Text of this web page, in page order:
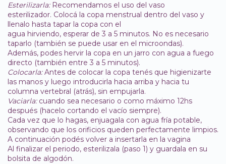
Esterilizarla:Recomendamos el uso del vaso
esterilizador. Colocá la copa menstrual dentro del vaso y
llenalo hasta tapar la copa con el
agua hirviendo, esperar de 3 a 5 minutos. No es necesario
taparlo (también se puede usar en el microondas).
Además, podes hervir la copa en un jarro con agua a fuego
directo (también entre 3 a 5 minutos).
Colocarla:Antes de colocar la copa tenés que higienizarte
las manos y luego introducirla hacia arriba y hacia tu
columna vertebral (atrás), sin empujarla.
Vaciarla: cuando sea necesario o como máximo 12hs
después (hacelo cortando el vacío siempre).
Cada vez que lo hagas, enjuagala con agua fría potable,
observando que los orificios queden perfectamente limpios.
A continuación podés volver a insertarla en la vagina
Al finalizar el periodo, esterilizala (paso 1) y guardala en su
bolsita de algodón.